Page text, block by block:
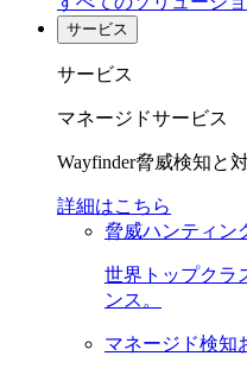
サービス
サービス
マネージドサービス
Wayfinder脅威検知と対
詳細はこちら
脅威ハンティン
世界トップクラ
ンス。
マネージド検知